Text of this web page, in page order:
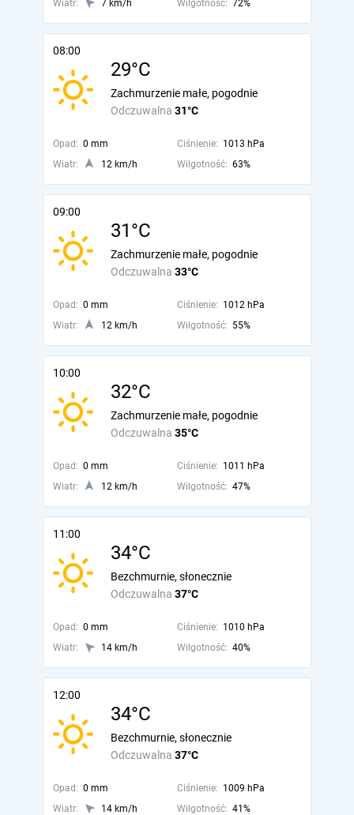
Wiatr: 7 km/h Wilgotność: 72%
08:00
29°C
Odczuwalna 31°C
Zachmurzenie małe, pogodnie
Opad: 0 mm Ciśnienie: 1013 hPa
Wiatr:
12 km/h Wilgotność: 63%
09:00
31°C
Odczuwalna 33°C
Zachmurzenie małe, pogodnie
Opad: 0 mm Ciśnienie: 1012 hPa
Wiatr:
12 km/h Wilgotność: 55%
10:00
32°C
Odczuwalna 35°C
Zachmurzenie małe, pogodnie
Opad: 0 mm Ciśnienie: 1011 hPa
Wiatr:
12 km/h Wilgotność: 47%
11:00
34°C
Odczuwalna 37°C
Bezchmurnie, słonecznie
Opad: 0 mm Ciśnienie: 1010 hPa
Wiatr:
14 km/h Wilgotność: 40%
12:00
34°C
Odczuwalna 37°C
Bezchmurnie, słonecznie
Opad: 0 mm Ciśnienie: 1009 hPa
Wiatr:
14 km/h Wilgotność: 41%